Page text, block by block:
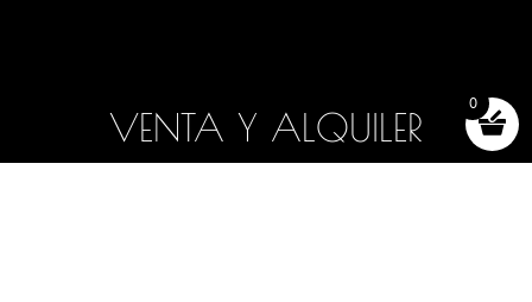
VENTA Y ALQUILER
0